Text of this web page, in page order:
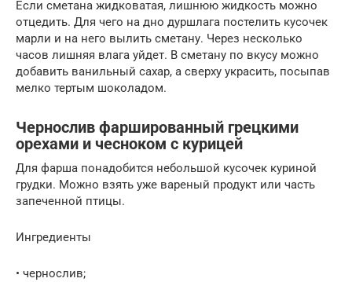
Если сметана жидковатая, лишнюю жидкость можно
отцедить. Для чего на дно дуршлага постелить кусочек
марли и на него вылить сметану. Через несколько
часов лишняя влага уйдет. В сметану по вкусу можно
добавить ванильный сахар, а сверху украсить, посыпав
мелко тертым шоколадом.
Чернослив фаршированный грецкими
орехами и чесноком с курицей
Для фарша понадобится небольшой кусочек куриной
грудки. Можно взять уже вареный продукт или часть
запеченной птицы.
Ингредиенты
• чернослив;